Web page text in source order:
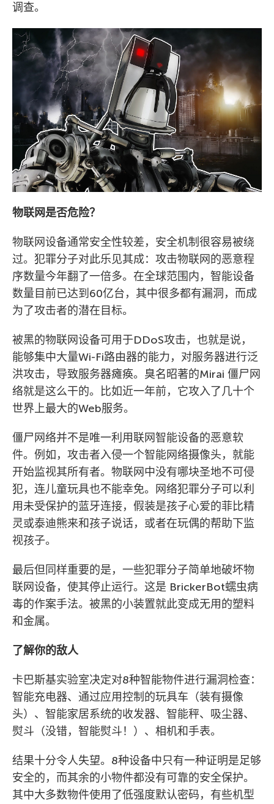
调查。
物联网是否危险？
物联网设备通常安全性较差，安全机制很容易被绕
过。犯罪分子对此乐见其成：攻击物联网的恶意程
序数量今年翻了一倍多。在全球范围内，智能设备
数量目前已达到60亿台，其中很多都有漏洞，而成
为了攻击者的潜在目标。
被黑的物联网设备可用于DDoS攻击，也就是说，
能够集中大量Wi-Fi路由器的能力，对服务器进行泛
洪攻击，导致服务器瘫痪。臭名昭著的Mirai 僵尸网
络就是这么干的。比如近一年前，它攻入了几十个
世界上最大的Web服务。
僵尸网络并不是唯一利用联网智能设备的恶意软
件。例如，攻击者入侵一个智能网络摄像头，就能
开始监视其所有者。物联网中没有哪块圣地不可侵
犯，连儿童玩具也不能幸免。网络犯罪分子可以利
用未受保护的蓝牙连接，假装是孩子心爱的菲比精
灵或泰迪熊来和孩子说话，或者在玩偶的帮助下监
视孩子。
最后但同样重要的是，一些犯罪分子简单地破坏物
联网设备，使其停止运行。这是 BrickerBot蠕虫病
毒的作案手法。被黑的小装置就此变成无用的塑料
和金属。
了解你的敌人
卡巴斯基实验室决定对8种智能物件进行漏洞检查：
智能充电器、通过应用控制的玩具车（装有摄像
头）、智能家居系统的收发器、智能秤、吸尘器、
熨斗（没错，智能熨斗！）、相机和手表。
结果十分令人失望。8种设备中只有一种证明是足够
安全的，而其余的小物件都没有可靠的安全保护。
其中大多数物件使用了低强度默认密码，有些机型